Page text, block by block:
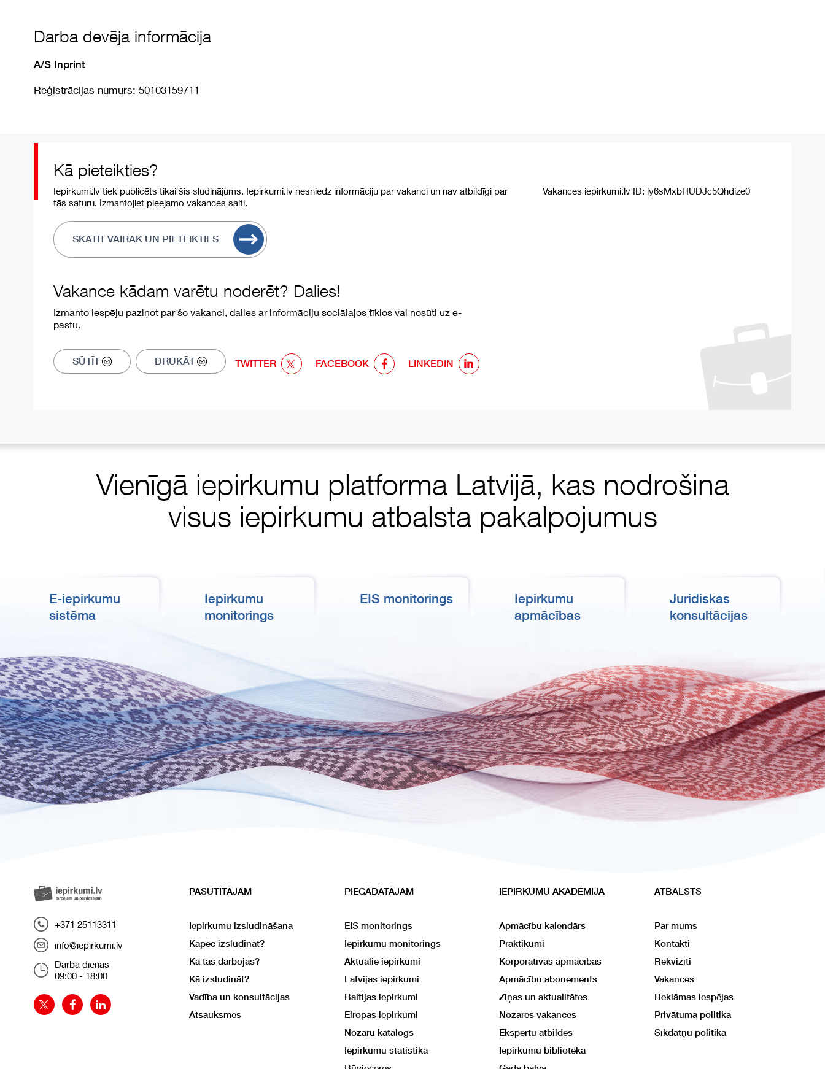
Darba devēja informācija
A/S Inprint
Reģistrācijas numurs: 50103159711
Kā pieteikties?
Iepirkumi.lv tiek publicēts tikai šis sludinājums. Iepirkumi.lv nesniedz informāciju par vakanci un nav atbildīgi par
tās saturu. Izmantojiet pieejamo vakances saiti.
SKATĪT VAIRĀK UN PIETEIKTIES
Vakances iepirkumi.lv ID: ly6sMxbHUDJc5Qhdize0
Vakance kādam varētu noderēt? Dalies!
Izmanto iespēju paziņot par šo vakanci, dalies ar informāciju sociālajos tīklos vai nosūti uz e-
pastu.
SŪTĪT DRUKĀT TWITTER FACEBOOK LINKEDIN
Vienīgā iepirkumu platforma Latvijā, kas nodrošina
visus iepirkumu atbalsta pakalpojumus
E-iepirkumu
sistēma
Iepirkumu
monitorings
EIS monitorings
Iepirkumu
apmācības
Juridiskās
konsultācijas
+371 25113311
info@iepirkumi.lv
Darba dienās
09:00 - 18:00
PASŪTĪTĀJAM
Iepirkumu izsludināšana
Kāpēc izsludināt?
Kā tas darbojas?
Kā izsludināt?
Vadība un konsultācijas
Atsauksmes
PIEGĀDĀTĀJAM
EIS monitorings
Iepirkumu monitorings
Aktuālie iepirkumi
Latvijas iepirkumi
Baltijas iepirkumi
Eiropas iepirkumi
Nozaru katalogs
Iepirkumu statistika
IEPIRKUMU AKADĒMIJA
Apmācību kalendārs
Praktikumi
Korporatīvās apmācības
Apmācību abonements
Ziņas un aktualitātes
Nozares vakances
Ekspertu atbildes
Iepirkumu bibliotēka
ATBALSTS
Par mums
Kontakti
Rekvizīti
Vakances
Reklāmas iespējas
Privātuma politika
Sīkdatņu politika